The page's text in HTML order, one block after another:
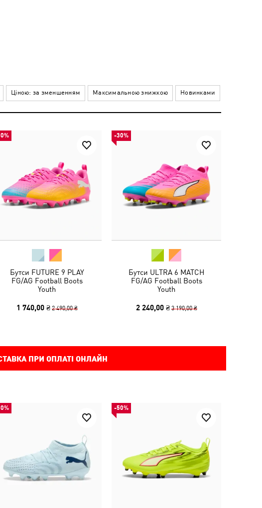
Ціною: за зменшенням Максимальною знижкою Новинками
Бутси FUTURE 9 PLAY
FG/AG Football Boots
Youth
1 740,00 ₴ 2 490,00 ₴
-30%
Бутси ULTRA 6 MATCH
FG/AG Football Boots
Youth
2 240,00 ₴ 3 190,00 ₴
ПРИ ОПЛАТІ ОНЛАЙН
-50%